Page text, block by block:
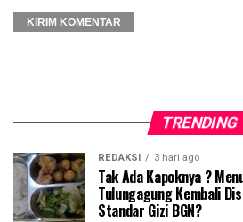
TRENDING
REDAKSI 3 hari ago
Tak Ada Kapoknya ?
Tulungagung Kembali
Standar Gizi BGN?